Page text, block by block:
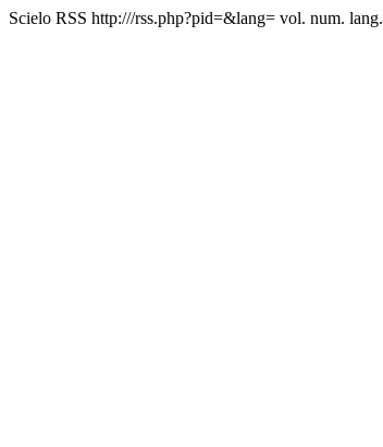
Scielo RSS http:///rss.php?pid=&lang= vol. num. lang.